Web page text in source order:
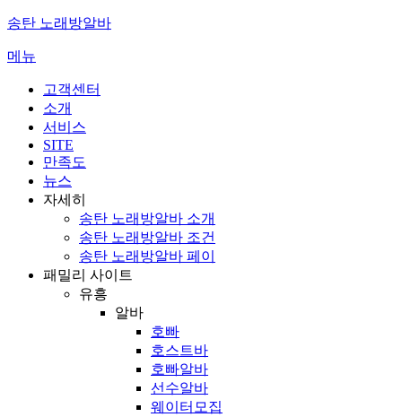
콘
츠
송탄 노래방알바
메뉴
고객센터
소개
서비스
SITE
만족도
뉴스
자세히
송탄 노래방알바 소개
송탄 노래방알바 조건
송탄 노래방알바 페이
패밀리 사이트
유흥
알바
호빠
호스트바
호빠알바
선수알바
웨이터모집